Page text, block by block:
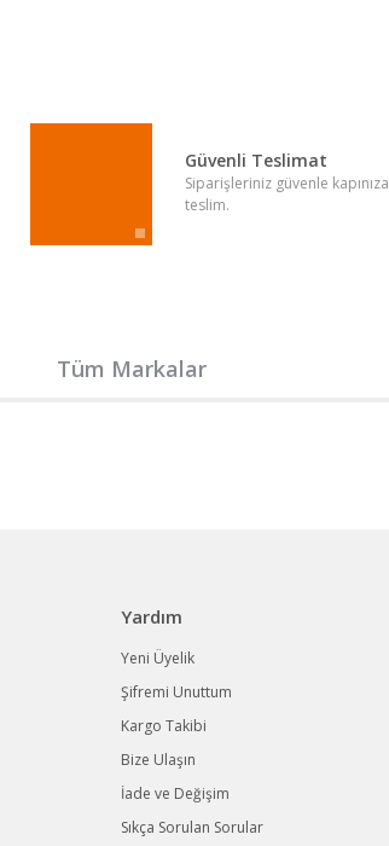
Güvenli Teslimat
Siparişleriniz güvenle kapınıza
teslim.
Tüm Markalar
Yardım
Yeni Üyelik
Şifremi Unuttum
Kargo Takibi
Bize Ulaşın
İade ve Değişim
Sıkça Sorulan Sorular